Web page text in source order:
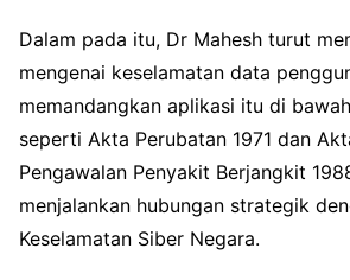
Dalam pada itu, Dr Mahesh turut
mengenai keselamatan data
memandangkan aplikasi itu di
seperti Akta Perubatan 1971 dan
Pengawalan Penyakit Berjangkit
menjalankan hubungan strategik
Keselamatan Siber Negara.